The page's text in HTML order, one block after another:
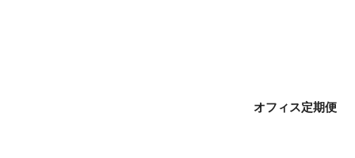
オフィス定期便